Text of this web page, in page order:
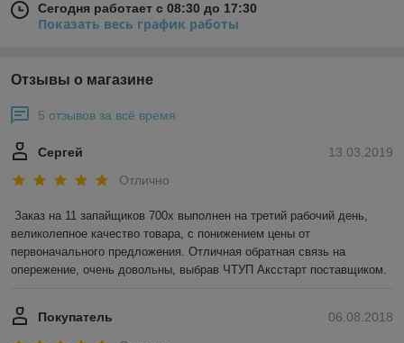
Сегодня работает с 08:30 до 17:30
Показать весь график работы
Отзывы о магазине
5 отзывов за всё время
13.03.2019
Сергей
Отлично
Заказ на 11 запайщиков 700х выполнен на третий рабочий день,
великолепное качество товара, с понижением цены от
первоначального предложения. Отличная обратная связь на
опережение, очень довольны, выбрав ЧТУП Аксстарт поставщиком.
06.08.2018
Покупатель